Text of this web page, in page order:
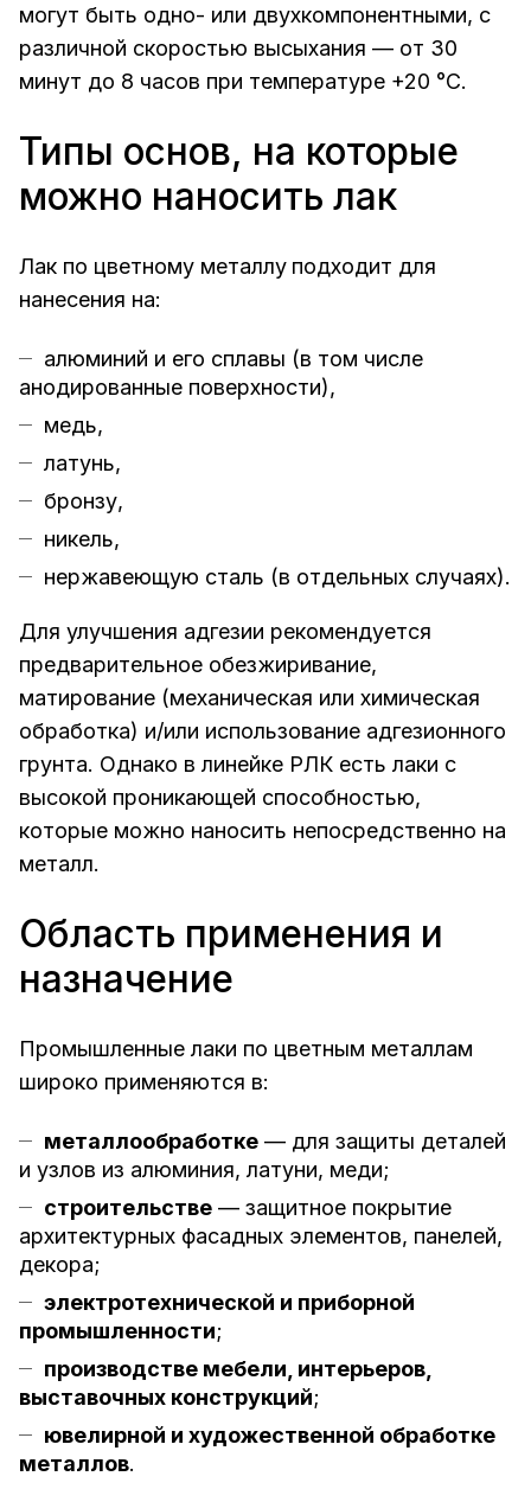
могут быть одно- или двухкомпонентными, с
различной скоростью высыхания — от 30
минут до 8 часов при температуре +20 °C.
Типы основ, на которые
можно наносить лак
Лак по цветному металлу подходит для
нанесения на:
алюминий и его сплавы (в том числе
анодированные поверхности),
медь,
латунь,
бронзу,
никель,
нержавеющую сталь (в отдельных случаях).
Для улучшения адгезии рекомендуется
предварительное обезжиривание,
матирование (механическая или химическая
обработка) и/или использование адгезионного
грунта. Однако в линейке РЛК есть лаки с
высокой проникающей способностью,
которые можно наносить непосредственно на
металл.
Область применения и
назначение
Промышленные лаки по цветным металлам
широко применяются в:
металлообработке — для защиты деталей
и узлов из алюминия, латуни, меди;
строительстве — защитное покрытие
архитектурных фасадных элементов, панелей,
декора;
электротехнической и приборной
промышленности;
производстве мебели, интерьеров,
выставочных конструкций;
ювелирной и художественной обработке
металлов.